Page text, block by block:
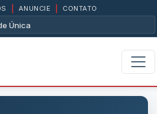
Única
ANUNCIE CONTATO